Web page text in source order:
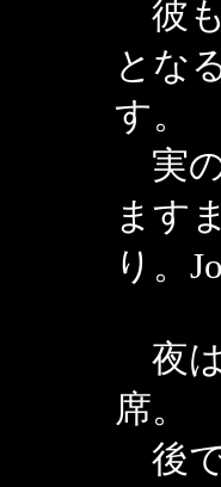
彼も
とな
す。
実の
ます
り。
夜は
席。
後で